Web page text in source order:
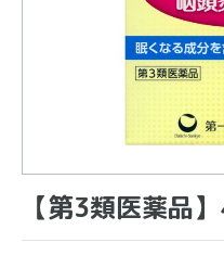
【第3類医薬品